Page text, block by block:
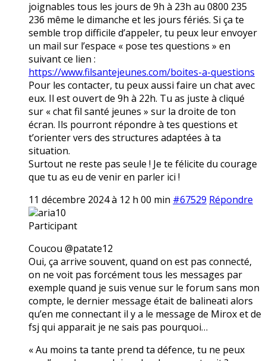
joignables tous les jours de 9h à 23h au 0800 235
236 même le dimanche et les jours fériés. Si ça te
semble trop difficile d’appeler, tu peux leur envoyer
un mail sur l’espace « pose tes questions » en
suivant ce lien :
https://www.filsantejeunes.com/boites-a-questions
Pour les contacter, tu peux aussi faire un chat avec
eux. Il est ouvert de 9h à 22h. Tu as juste à cliqué
sur « chat fil santé jeunes » sur la droite de ton
écran. Ils pourront répondre à tes questions et
t’orienter vers des structures adaptées à ta
situation.
Surtout ne reste pas seule ! Je te félicite du courage
que tu as eu de venir en parler ici !
11 décembre 2024 à 12 h 00 min #67529 Répondre
aria10
Participant
Coucou @patate12
Oui, ça arrive souvent, quand on est pas connecté,
on ne voit pas forcément tous les messages par
exemple quand je suis venue sur le forum sans mon
compte, le dernier message était de balineati alors
qu’en me connectant il y a le message de Mirox et de
fsj qui apparait je ne sais pas pourquoi…
« Au moins ta tante prend ta défence, tu ne peux